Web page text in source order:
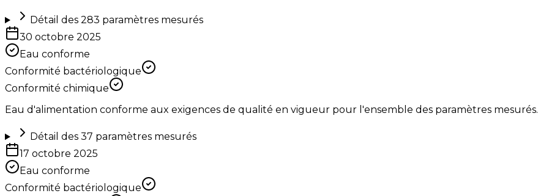
Détail des 283 paramètres mesurés
30 octobre 2025
Eau conforme
Conformité bactériologique
Conformité chimique
Eau d'alimentation conforme aux exigences de qualité en vigueur pour l'ensemble des paramètres mesurés.
Détail des 37 paramètres mesurés
17 octobre 2025
Eau conforme
Conformité bactériologique